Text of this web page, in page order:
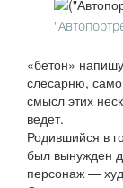
«бетон»
слесарню,
смысл этих
ведет.
Родившийся в
был вынужден
персонаж —